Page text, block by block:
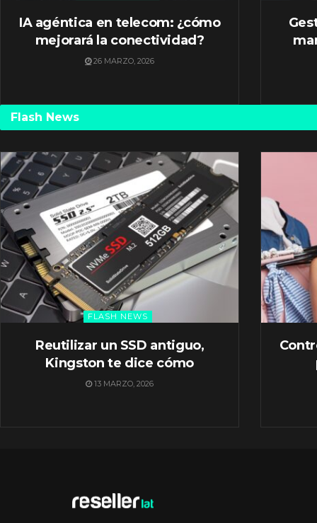
IA agéntica en telecom: ¿cómo
mejorará la conectividad?
26 MARZO, 2026
Flash News
FLASH NEWS
Reutilizar un SSD antiguo,
Kingston te dice cómo
13 MARZO, 2026